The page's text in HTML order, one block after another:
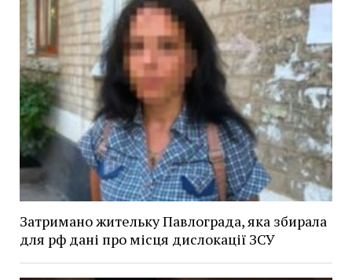
Затримано жительку Павлограда, яка збирала
для рф дані про місця дислокації ЗСУ